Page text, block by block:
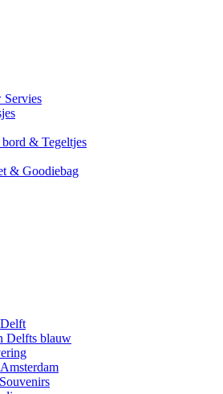
& Tegeltjes
& Goodiebag
Delfts blauw